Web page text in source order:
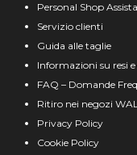
Personal Shop
Servizio clienti
Guida alle taglie
Informazioni su resi
FAQ – Domande
Ritiro nei negozi
Privacy Policy
Cookie Policy